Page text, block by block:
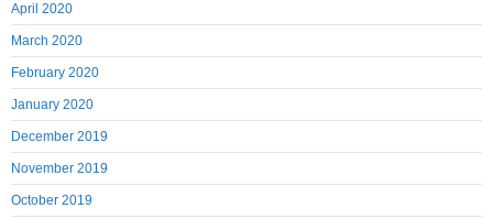
April 2020
March 2020
February 2020
January 2020
December 2019
November 2019
October 2019